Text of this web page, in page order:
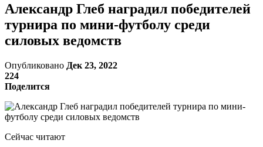
Александр Глеб наградил победителей
турнира по мини-футболу среди
силовых ведомств
Опубликовано Дек 23, 2022
224
Поделится
Сейчас читают